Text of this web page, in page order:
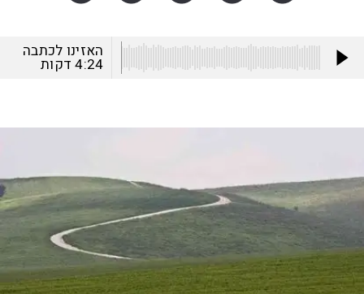
האזינו לכתבה
4:24דקות